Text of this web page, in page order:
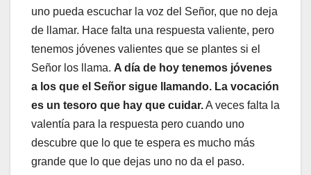
uno pueda escuchar la voz del Señor, que no deja
de llamar. Hace falta una respuesta valiente, pero
tenemos jóvenes valientes que se plantes si el
Señor los llama. A día de hoy tenemos jóvenes
a los que el Señor sigue llamando. La vocación
es un tesoro que hay que cuidar.A veces falta la
valentía para la respuesta pero cuando uno
descubre que lo que te espera es mucho más
grande que lo que dejas uno no da el paso.